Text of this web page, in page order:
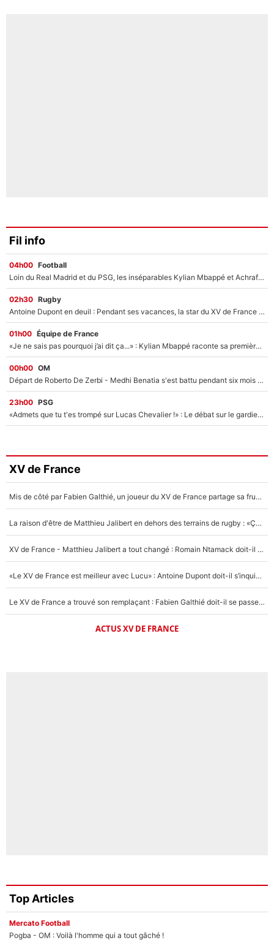
Fil info
04h00 Football
Loin du Real Madrid et du PSG, les inséparables Kylian Mbappé et Achraf Hakimi changent d'équipe le temps d'une journée !
02h30 Rugby
Antoine Dupont en deuil : Pendant ses vacances, la star du XV de France a perdu sa grand-mère
01h00 Équipe de France
«Je ne sais pas pourquoi j’ai dit ça...» : Kylian Mbappé raconte sa première rencontre avec Zinédine Zidane (et c’est très drôle)
00h00 OM
Départ de Roberto De Zerbi - Medhi Benatia s'est battu pendant six mois pour le retenir à l'OM, le PSG a été le naufrage de trop : «Je pars avec toi»
23h00 PSG
«Admets que tu t'es trompé sur Lucas Chevalier !» : Le débat sur le gardien du PSG vire au clash à l'After Foot
XV de France
Mis de côté par Fabien Galthié, un joueur du XV de France partage sa frustration : «ils ne me l’ont pas dit tout de suite»
La raison d'être de Matthieu Jalibert en dehors des terrains de rugby : «Ça m'atteint autant que si tu touches à un membre de ma famille»
XV de France - Matthieu Jalibert a tout changé : Romain Ntamack doit-il s’inquiéter pour sa place à un an de la Coupe du monde ?
«Le XV de France est meilleur avec Lucu» : Antoine Dupont doit-il s’inquiéter pour sa place ?
Le XV de France a trouvé son remplaçant : Fabien Galthié doit-il se passer d'Antoine Dupont ?
ACTUS XV DE FRANCE
Top Articles
Mercato Football
Pogba - OM : Voilà l'homme qui a tout gâché !